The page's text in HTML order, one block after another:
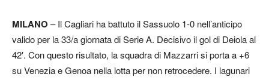
MILANO – Il Cagliari ha battuto il Sassuolo 1-0 nell’anticipo
valido per la 33/a giornata di Serie A. Decisivo il gol di Deiola al
42′. Con questo risultato, la squadra di Mazzarri si porta a +6
su Venezia e Genoa nella lotta per non retrocedere. I lagunari